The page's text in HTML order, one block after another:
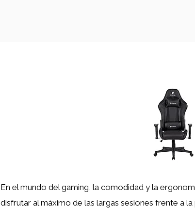
En el mundo del gaming, la comodidad y la
disfrutar al máximo de las largas sesiones frente a